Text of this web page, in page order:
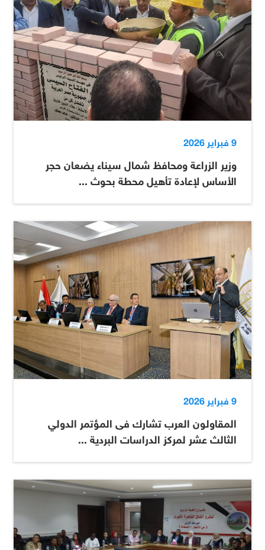
9 فبراير 2026
وزير الزراعة ومحافظ شمال سيناء يضعان حجر
الأساس لإعادة تأهيل محطة بحوث ...
9 فبراير 2026
المقاولون العرب تشارك فى المؤتمر الدولي
الثالث عشر لمركز الدراسات البردية ...